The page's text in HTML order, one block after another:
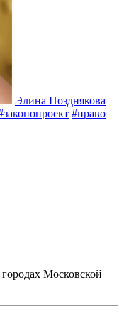
Элина Позднякова
#право
Московской